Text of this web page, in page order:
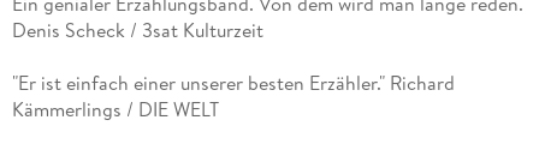
Denis Scheck / 3sat Kulturzeit
"Er ist einfach einer unserer besten Erzähler." Richard
Kämmerlings / DIE WELT